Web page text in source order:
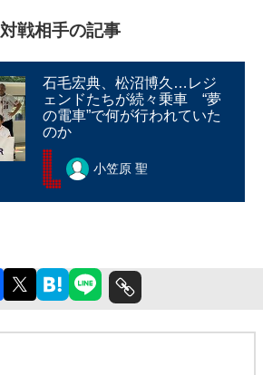
対戦相手の記事
石毛宏典、松沼博久…レジ
ェンドたちが続々乗車 “夢
の電車”で何が行われていた
のか
小笠原 聖